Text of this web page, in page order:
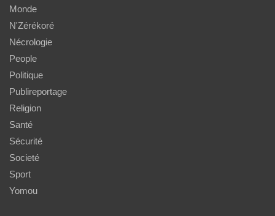
Monde
N'Zérékoré
Nécrologie
People
Politique
Publireportage
Religion
Santé
Sécurité
Societé
Sport
Yomou